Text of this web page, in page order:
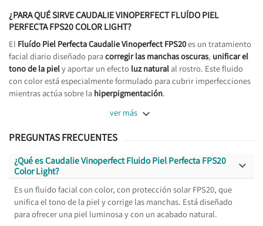
¿PARA QUÉ SIRVE CAUDALIE VINOPERFECT FLUÍDO PIEL
PERFECTA FPS20 COLOR LIGHT?
El Fluído Piel Perfecta Caudalie Vinoperfect FPS20es un tratamiento
facial diario diseñado paracorregir las manchas oscuras, unificar el
tono de la piely aportar un efecto luz naturalal rostro. Este fluido
con color está especialmente formulado para cubrir imperfecciones
mientras actúa sobre la hiperpigmentación.
ver más 
PREGUNTAS FRECUENTES
¿Qué es Caudalie Vinoperfect Fluido Piel Perfecta FPS20
Color Light?

Es un fluido facial con color, con protección solar FPS20, que
unifica el tono de la piel y corrige las manchas. Está diseñado
para ofrecer una piel luminosa y con un acabado natural.